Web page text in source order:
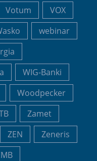
Votum
VOX
webinar
WIG-Banki
Woodpecker
Zamet
ZEN
Zeneris